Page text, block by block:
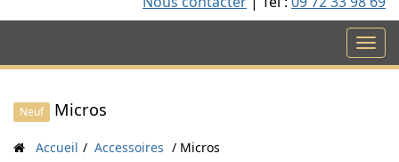
Neuf Micros
Accueil Accessoires Micros